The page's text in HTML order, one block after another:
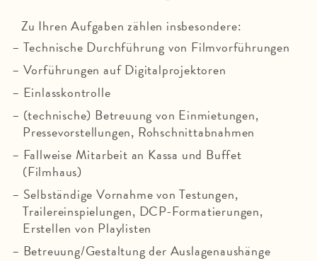
Zu Ihren Aufgaben zählen insbesondere:
Technische Durchführung von Filmvorführungen
Vorführungen auf Digitalprojektoren
Einlasskontrolle
(technische) Betreuung von Einmietungen,
Pressevorstellungen, Rohschnittabnahmen
Fallweise Mitarbeit an Kassa und Buffet
(Filmhaus)
Selbständige Vornahme von Testungen,
Trailereinspielungen, DCP-Formatierungen,
Erstellen von Playlisten
Betreuung/Gestaltung der Auslagenaushänge